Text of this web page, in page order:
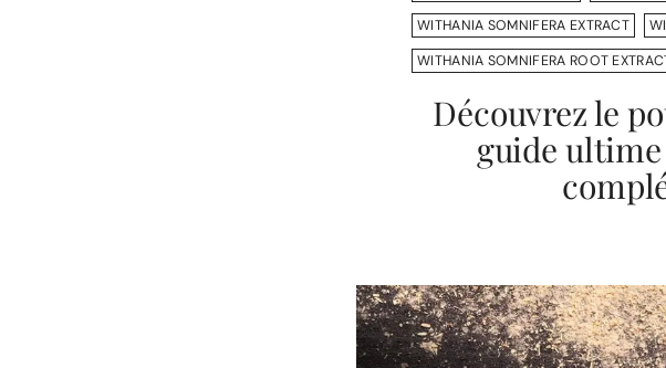
WITHANIA SOMNIFERA EXTRACT
WITHANIA SOMNIFERA ROOT
Découvrez le
guide